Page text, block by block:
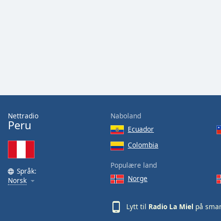
window.
dialog
window.
Escape
will
Nettradio
Peru
Språk:
Norsk
Naboland
Ecuador
Colombia
Populære land
Norge
Lytt til Radio La Miel på